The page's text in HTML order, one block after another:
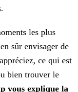
les plus
sûr envisager de
ce qui est
bien trouver le
vous explique la